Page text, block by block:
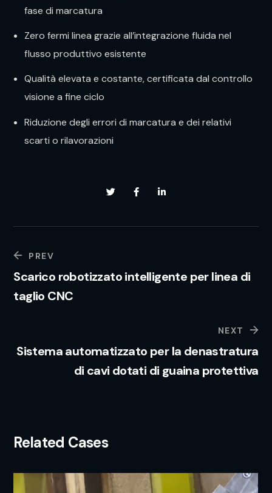
fase di marcatura
Zero fermi linea grazie all’integrazione fluida nel
flusso produttivo esistente
Qualità elevata e costante, certificata dal controllo
visione a fine ciclo
Riduzione degli errori di marcatura e dei relativi
scarti o rilavorazioni
PREV
Scarico robotizzato intelligente per linea di
taglio CNC
NEXT
Sistema automatizzato per la denastratura
di cavi dotati di guaina protettiva
Related Cases